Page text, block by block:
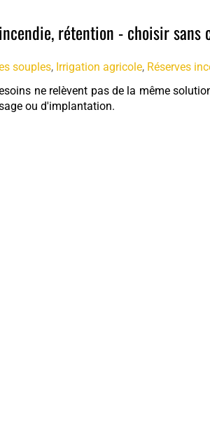
rétention - choisir sans
souples, Irrigation agricole, Réserves
ne relèvent pas de la même
ou d'implantation.